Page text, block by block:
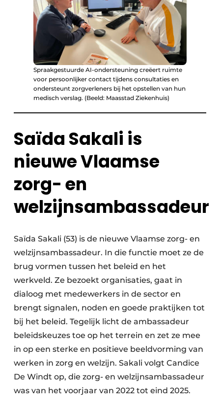
Spraakgestuurde AI-ondersteuning creëert ruimte
voor persoonlijker contact tijdens consultaties en
ondersteunt zorgverleners bij het opstellen van hun
medisch verslag. (Beeld: Maasstad Ziekenhuis)
Saïda Sakali is
nieuwe Vlaamse
zorg- en
welzijnsambassadeur
Saïda Sakali (53) is de nieuwe Vlaamse zorg- en
welzijnsambassadeur. In die functie moet ze de
brug vormen tussen het beleid en het
werkveld. Ze bezoekt organisaties, gaat in
dialoog met medewerkers in de sector en
brengt signalen, noden en goede praktijken tot
bij het beleid. Tegelijk licht de ambassadeur
beleidskeuzes toe op het terrein en zet ze mee
in op een sterke en positieve beeldvorming van
werken in zorg en welzijn. Sakali volgt Candice
De Windt op, die zorg- en welzijnsambassadeur
was van het voorjaar van 2022 tot eind 2025.